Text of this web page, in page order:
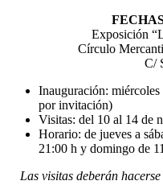
Exposición
Círculo
C/
Inauguración:
por invitación)
Visitas: del 10 al 14 de
Horario: de jueves a
21:00 h y domingo de
Las visitas deberán